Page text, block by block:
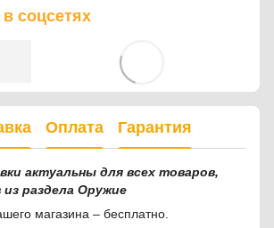
соцсетях
Оплата Гарантия
актуальны для всех товаров,
раздела Оружие
магазина – бесплатно.